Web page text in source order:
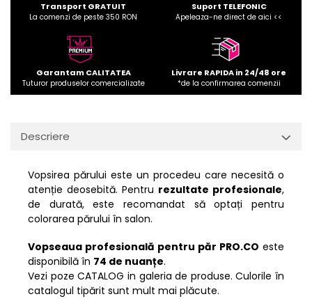
Transport GRATUIT
La comenzi de peste 350 RON
Suport TELEFONIC
Apeleaza-ne direct de aici <<
Garantam CALITATEA
Tuturor produselor comercializate
Livrare RAPIDA in 24/48 ore
*de la confirmarea comenzii
Descriere
Vopsirea părului este un procedeu care necesită o
atenție deosebită. Pentru rezultate profesionale,
de durată, este recomandat să optați pentru
colorarea părului în salon.
Vopseaua profesională pentru păr PRO.CO este
disponibilă în 74 de nuanțe.
Vezi poze CATALOG in galeria de produse. Culorile în
catalogul tipărit sunt mult mai plăcute.